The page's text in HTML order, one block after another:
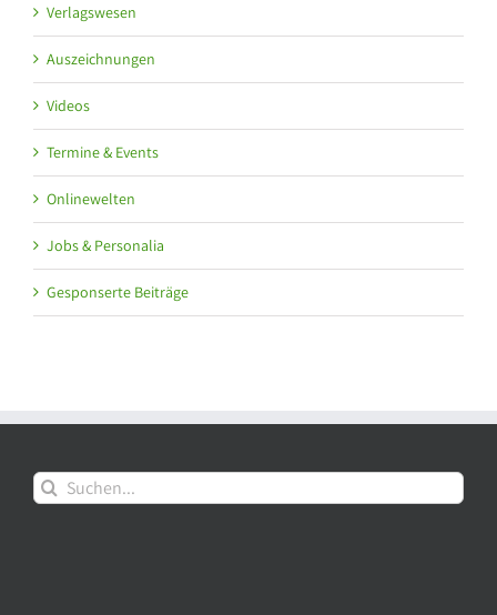
Verlagswesen
Auszeichnungen
Videos
Termine & Events
Onlinewelten
Jobs & Personalia
Gesponserte Beiträge
Suche
nach: